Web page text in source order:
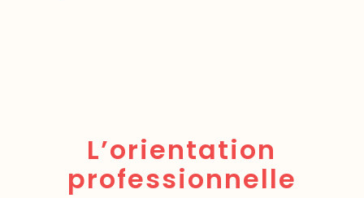
L’orientation
professionnelle